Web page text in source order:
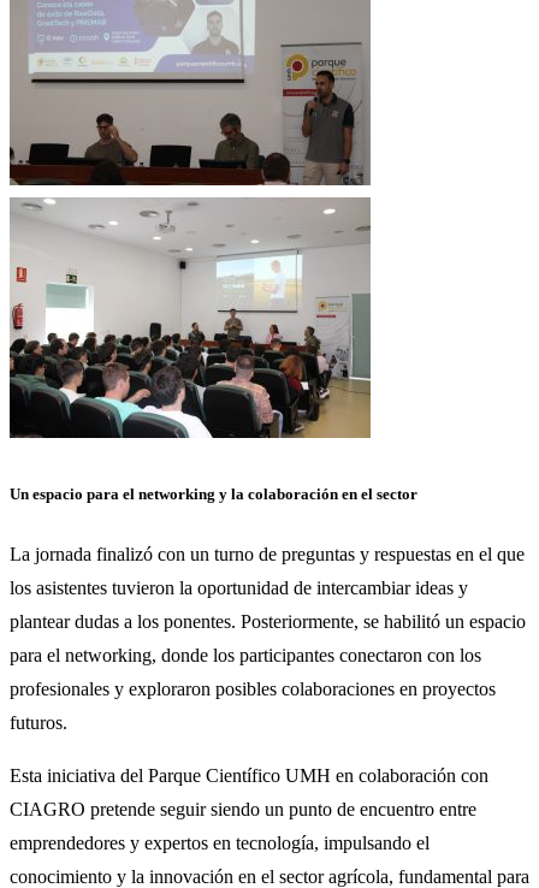
Un espacio para el networking y la colaboración en el sector
La jornada finalizó con un turno de preguntas y respuestas en el que
los asistentes tuvieron la oportunidad de intercambiar ideas y
plantear dudas a los ponentes. Posteriormente, se habilitó un espacio
para el networking, donde los participantes conectaron con los
profesionales y exploraron posibles colaboraciones en proyectos
futuros.
Esta iniciativa del Parque Científico UMH en colaboración con
CIAGRO pretende seguir siendo un punto de encuentro entre
emprendedores y expertos en tecnología, impulsando el
conocimiento y la innovación en el sector agrícola, fundamental para